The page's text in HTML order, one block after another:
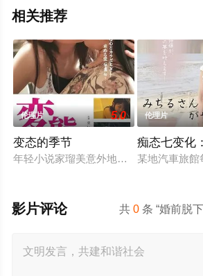
相关推荐
伦理片 5.0
变态的季节
年轻小说家瑠美意外地与大学好友升重
伦理片
痴态七变化
某地汽車旅
共0 条 “婚前脱
影片评论